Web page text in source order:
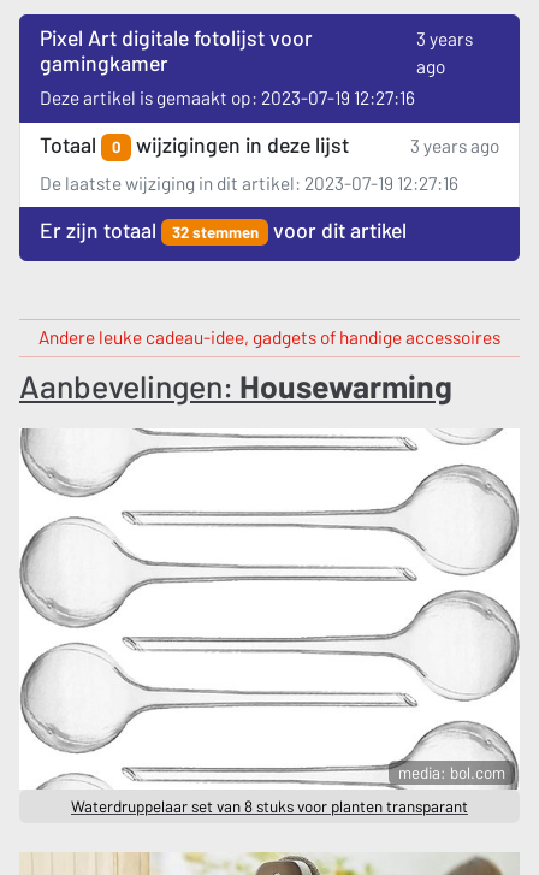
Pixel Art digitale fotolijst voor
gamingkamer
3 years
ago
Deze artikel is gemaakt op: 2023-07-19 12:27:16
Totaal 0 wijzigingen in deze lijst
3 years ago
De laatste wijziging in dit artikel: 2023-07-19 12:27:16
Er zijn totaal 32 stemmen voor dit artikel
Andere leuke cadeau-idee, gadgets of handige accessoires
Aanbevelingen: Housewarming
media: bol.com
Waterdruppelaar set van 8 stuks voor planten transparant